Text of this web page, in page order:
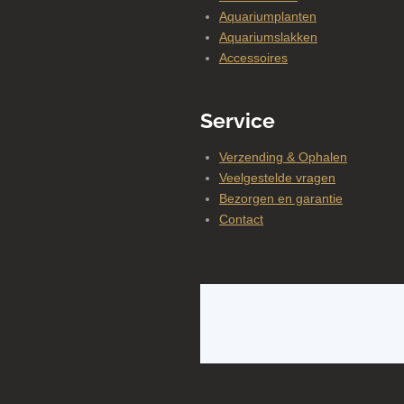
Aquariumplanten
Aquariumslakken
Accessoires
Service
Verzending & Ophalen
Veelgestelde vragen
Bezorgen en garantie
Contact